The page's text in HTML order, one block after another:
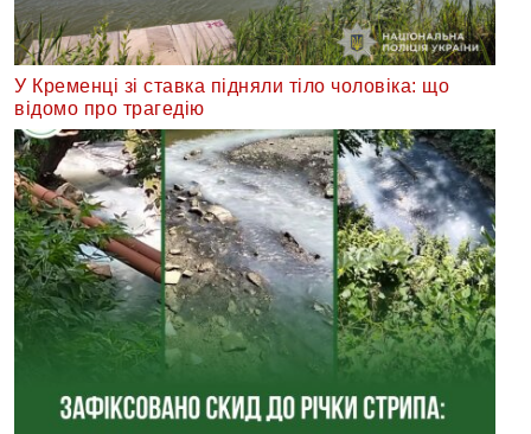
У Кременці зі ставка підняли тіло чоловіка: що
відомо про трагедію